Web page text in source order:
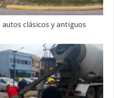
clásicos y antiguos